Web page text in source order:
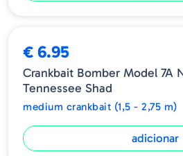
€ 6.95
Crankbait Bomber Model 7A
Tennessee Shad
medium crankbait (1,5 - 2,75 m)
adicionar